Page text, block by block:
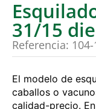
31/15
Referencia: 104-
El modelo de
caballos o
calidad-precio.